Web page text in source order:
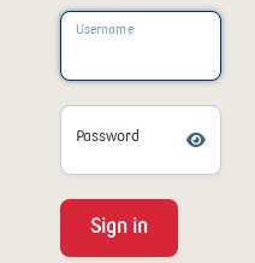
Username
Password
Sign in